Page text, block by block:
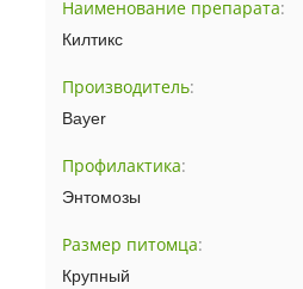
Наименование препарата:
Килтикс
Производитель:
Bayer
Профилактика:
Энтомозы
Размер питомца:
Крупный